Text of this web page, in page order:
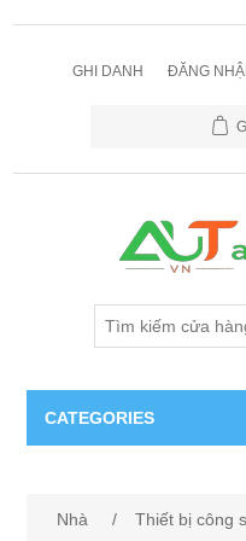
GHI DANH ĐĂNG
CATEGORIES
Nhà / Thiết bị công